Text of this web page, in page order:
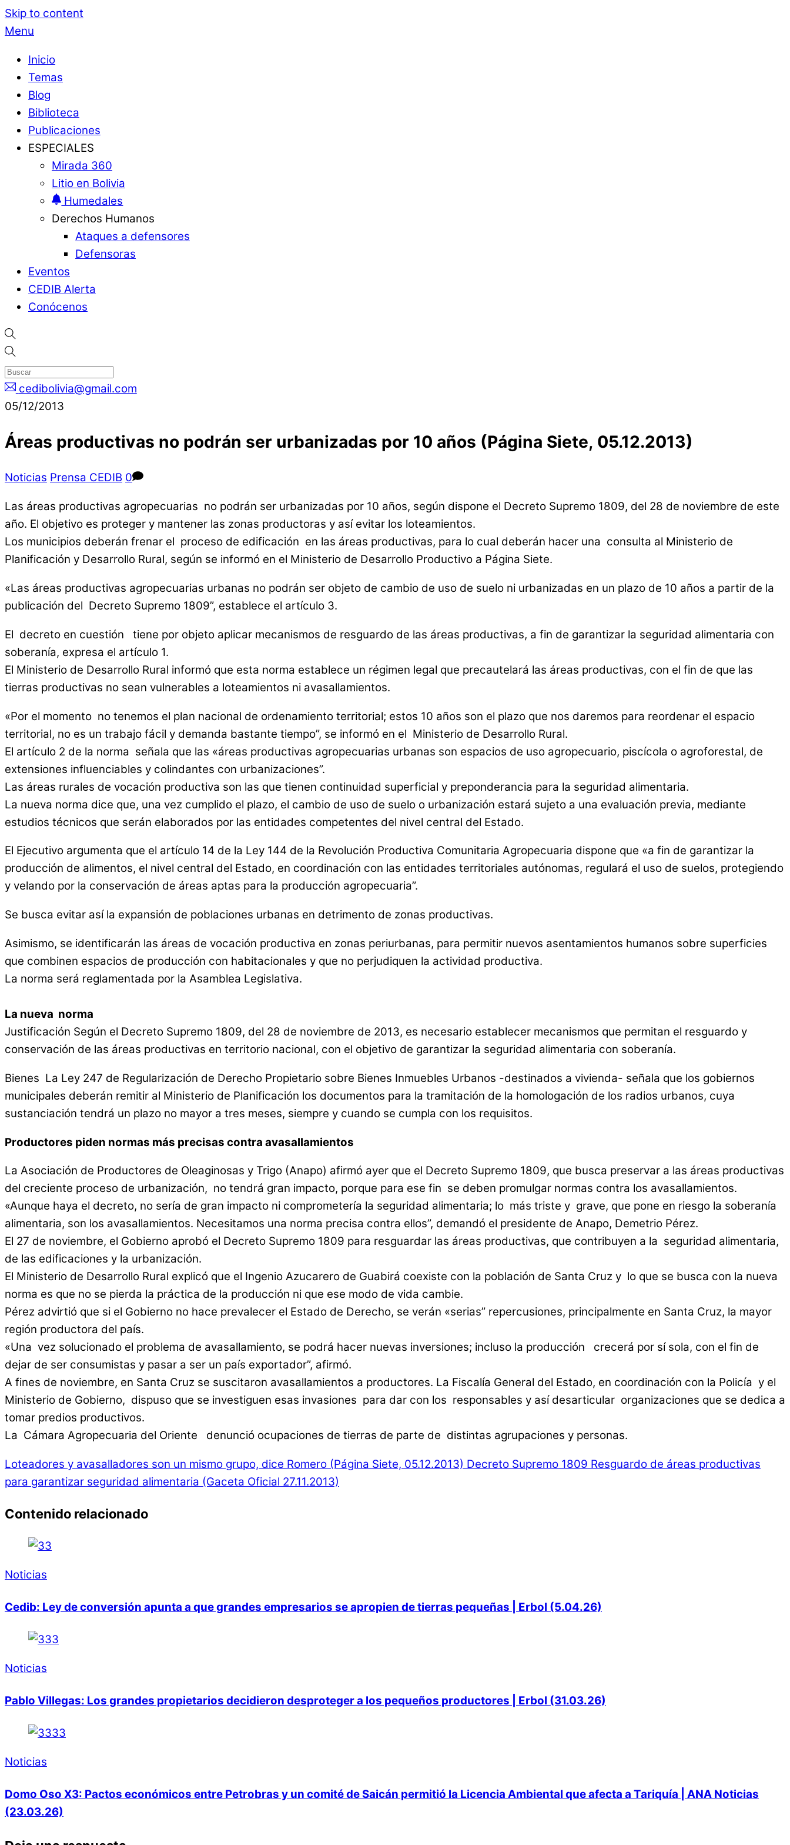
Skip to content
Menu
Inicio
Temas
Blog
Biblioteca
Publicaciones
ESPECIALES
Mirada 360
Litio en Bolivia
Humedales
Derechos Humanos
Ataques a defensores
Defensoras
Eventos
CEDIB Alerta
Conócenos
cedibolivia@gmail.com
05/12/2013
Áreas productivas no podrán ser urbanizadas por 10 años (Página Siete, 05.12.2013)
Noticias Prensa CEDIB 0
Las áreas productivas agropecuarias no podrán ser urbanizadas por 10 años, según dispone el Decreto Supremo 1809, del 28 de noviembre de este
año. El objetivo es proteger y mantener las zonas productoras y así evitar los loteamientos.
Los municipios deberán frenar el proceso de edificación en las áreas productivas, para lo cual deberán hacer una consulta al Ministerio de
Planificación y Desarrollo Rural, según se informó en el Ministerio de Desarrollo Productivo a Página Siete.
«Las áreas productivas agropecuarias urbanas no podrán ser objeto de cambio de uso de suelo ni urbanizadas en un plazo de 10 años a partir de la
publicación del Decreto Supremo 1809”, establece el artículo 3.
El decreto en cuestión tiene por objeto aplicar mecanismos de resguardo de las áreas productivas, a fin de garantizar la seguridad alimentaria con
soberanía, expresa el artículo 1.
El Ministerio de Desarrollo Rural informó que esta norma establece un régimen legal que precautelará las áreas productivas, con el fin de que las
tierras productivas no sean vulnerables a loteamientos ni avasallamientos.
«Por el momento no tenemos el plan nacional de ordenamiento territorial; estos 10 años son el plazo que nos daremos para reordenar el espacio
territorial, no es un trabajo fácil y demanda bastante tiempo”, se informó en el Ministerio de Desarrollo Rural.
El artículo 2 de la norma señala que las «áreas productivas agropecuarias urbanas son espacios de uso agropecuario, piscícola o agroforestal, de
extensiones influenciables y colindantes con urbanizaciones”.
Las áreas rurales de vocación productiva son las que tienen continuidad superficial y preponderancia para la seguridad alimentaria.
La nueva norma dice que, una vez cumplido el plazo, el cambio de uso de suelo o urbanización estará sujeto a una evaluación previa, mediante
estudios técnicos que serán elaborados por las entidades competentes del nivel central del Estado.
El Ejecutivo argumenta que el artículo 14 de la Ley 144 de la Revolución Productiva Comunitaria Agropecuaria dispone que «a fin de garantizar la
producción de alimentos, el nivel central del Estado, en coordinación con las entidades territoriales autónomas, regulará el uso de suelos, protegiendo
y velando por la conservación de áreas aptas para la producción agropecuaria”.
Se busca evitar así la expansión de poblaciones urbanas en detrimento de zonas productivas.
Asimismo, se identificarán las áreas de vocación productiva en zonas periurbanas, para permitir nuevos asentamientos humanos sobre superficies
que combinen espacios de producción con habitacionales y que no perjudiquen la actividad productiva.
La norma será reglamentada por la Asamblea Legislativa.
La nueva norma
Justificación Según el Decreto Supremo 1809, del 28 de noviembre de 2013, es necesario establecer mecanismos que permitan el resguardo y
conservación de las áreas productivas en territorio nacional, con el objetivo de garantizar la seguridad alimentaria con soberanía.
Bienes La Ley 247 de Regularización de Derecho Propietario sobre Bienes Inmuebles Urbanos -destinados a vivienda- señala que los gobiernos
municipales deberán remitir al Ministerio de Planificación los documentos para la tramitación de la homologación de los radios urbanos, cuya
sustanciación tendrá un plazo no mayor a tres meses, siempre y cuando se cumpla con los requisitos.
Productores piden normas más precisas contra avasallamientos
La Asociación de Productores de Oleaginosas y Trigo (Anapo) afirmó ayer que el Decreto Supremo 1809, que busca preservar a las áreas productivas
del creciente proceso de urbanización, no tendrá gran impacto, porque para ese fin se deben promulgar normas contra los avasallamientos.
«Aunque haya el decreto, no sería de gran impacto ni comprometería la seguridad alimentaria; lo más triste y grave, que pone en riesgo la soberanía
alimentaria, son los avasallamientos. Necesitamos una norma precisa contra ellos”, demandó el presidente de Anapo, Demetrio Pérez.
El 27 de noviembre, el Gobierno aprobó el Decreto Supremo 1809 para resguardar las áreas productivas, que contribuyen a la seguridad alimentaria,
de las edificaciones y la urbanización.
El Ministerio de Desarrollo Rural explicó que el Ingenio Azucarero de Guabirá coexiste con la población de Santa Cruz y lo que se busca con la nueva
norma es que no se pierda la práctica de la producción ni que ese modo de vida cambie.
Pérez advirtió que si el Gobierno no hace prevalecer el Estado de Derecho, se verán «serias” repercusiones, principalmente en Santa Cruz, la mayor
región productora del país.
«Una vez solucionado el problema de avasallamiento, se podrá hacer nuevas inversiones; incluso la producción crecerá por sí sola, con el fin de
dejar de ser consumistas y pasar a ser un país exportador”, afirmó.
A fines de noviembre, en Santa Cruz se suscitaron avasallamientos a productores. La Fiscalía General del Estado, en coordinación con la Policía y el
Ministerio de Gobierno, dispuso que se investiguen esas invasiones para dar con los responsables y así desarticular organizaciones que se dedica a
tomar predios productivos.
La Cámara Agropecuaria del Oriente denunció ocupaciones de tierras de parte de distintas agrupaciones y personas.
Loteadores y avasalladores son un mismo grupo, dice Romero (Página Siete, 05.12.2013) Decreto Supremo 1809 Resguardo de áreas productivas
para garantizar seguridad alimentaria (Gaceta Oficial 27.11.2013)
Contenido relacionado
Noticias
Cedib: Ley de conversión apunta a que grandes empresarios se apropien de tierras pequeñas | Erbol (5.04.26)
Noticias
Pablo Villegas: Los grandes propietarios decidieron desproteger a los pequeños productores | Erbol (31.03.26)
Noticias
Domo Oso X3: Pactos económicos entre Petrobras y un comité de Saicán permitió la Licencia Ambiental que afecta a Tariquía | ANA Noticias
(23.03.26)